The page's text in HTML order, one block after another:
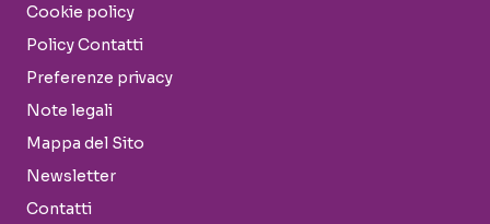
Cookie policy
Policy Contatti
Preferenze privacy
Note legali
Mappa del Sito
Newsletter
Contatti